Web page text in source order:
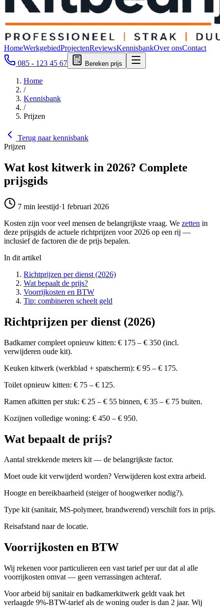
HomeWerkgebiedProjectenReviewsKennisbankOver onsContact
085 - 123 45 67
Bereken prijs
Home
/
Kennisbank
/
Prijzen
Terug naar kennisbank
Prijzen
Wat kost kitwerk in 2026? Complete
prijsgids
7 min leestijd·1 februari 2026
Kosten zijn voor veel mensen de belangrijkste vraag. We zetten in
deze prijsgids de actuele richtprijzen voor 2026 op een rij —
inclusief de factoren die de prijs bepalen.
In dit artikel
Richtprijzen per dienst (2026)
Wat bepaalt de prijs?
Voorrijkosten en BTW
Tip: combineren scheelt geld
Richtprijzen per dienst (2026)
Badkamer compleet opnieuw kitten: € 175 – € 350 (incl.
verwijderen oude kit).
Keuken kitwerk (werkblad + spatscherm): € 95 – € 175.
Toilet opnieuw kitten: € 75 – € 125.
Ramen afkitten per stuk: € 25 – € 55 binnen, € 35 – € 75 buiten.
Kozijnen volledige woning: € 450 – € 950.
Wat bepaalt de prijs?
Aantal strekkende meters kit — de belangrijkste factor.
Moet oude kit verwijderd worden? Verwijderen kost extra arbeid.
Hoogte en bereikbaarheid (steiger of hoogwerker nodig?).
Type kit (sanitair, MS-polymeer, brandwerend) verschilt fors in prijs.
Reisafstand naar de locatie.
Voorrijkosten en BTW
Wij rekenen voor particulieren een vast tarief per uur dat al alle
voorrijkosten omvat — geen verrassingen achteraf.
Voor arbeid bij sanitair en badkamerkitwerk geldt vaak het
verlaagde 9%-BTW-tarief als de woning ouder is dan 2 jaar. Wij